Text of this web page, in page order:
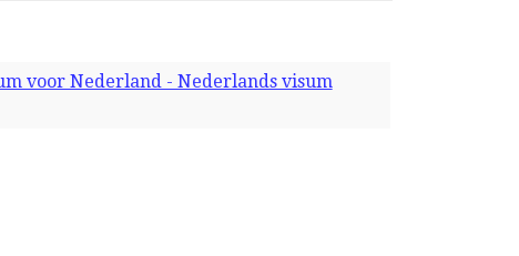
voor Nederland - Nederlands visum